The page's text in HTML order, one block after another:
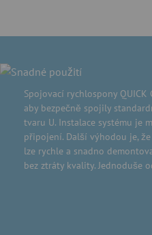
Spojovací rychlospony QUICK
aby bezpečně spojily
tvaru U. Instalace systému je
připojení. Další výhodou je, že
lze rychle a snadno
bez ztráty kvality. Jednoduše